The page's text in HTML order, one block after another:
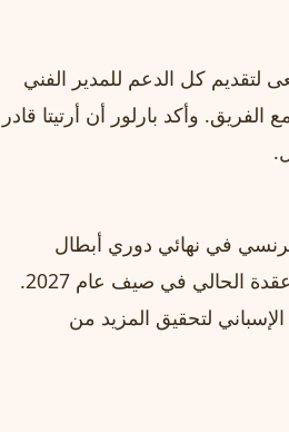
لتقديم كل الدعم للمدير الفني
وأكد بارلور أن أرتيتا قادر
في نهائي دوري أبطال
أوروبا. ولا يزال مستقبله مع آرسنال غير معروف، خاصة مع انتهاء عقدة الحالي في صيف عام 2027.
لتحقيق المزيد من